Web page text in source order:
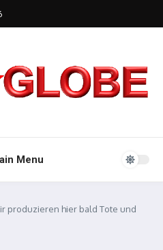
Menu
produzieren hier bald Tote und